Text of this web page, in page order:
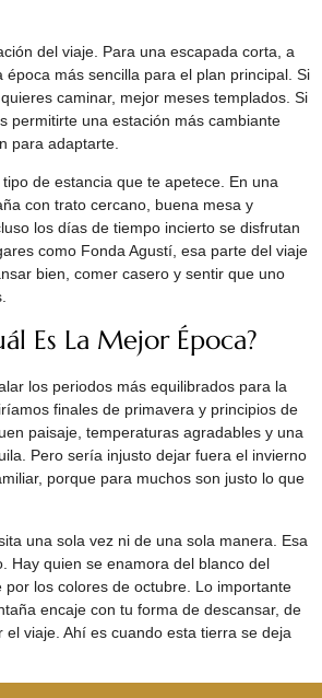
del viaje. Para una escapada corta, a
época más sencilla para el plan principal. Si
caminar, mejor meses templados. Si
permitirte una estación más cambiante
para adaptarte.
de estancia que te apetece. En una
con trato cercano, buena mesa y
los días de tiempo incierto se disfrutan
como Fonda Agustí, esa parte del viaje
bien, comer casero y sentir que uno
Es La Mejor Época?
los periodos más equilibrados para la
finales de primavera y principios de
paisaje, temperaturas agradables y una
Pero sería injusto dejar fuera el invierno
porque para muchos son justo lo que
una sola vez ni de una sola manera. Esa
Hay quien se enamora del blanco del
por los colores de octubre. Lo importante
encaje con tu forma de descansar, de
el viaje. Ahí es cuando esta tierra se deja